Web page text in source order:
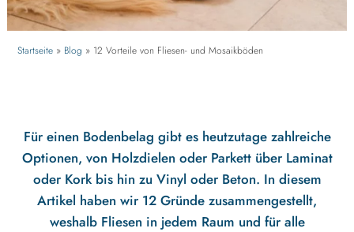
Startseite » Blog » 12 Vorteile von Fliesen- und Mosaikböden
Für einen Bodenbelag gibt es heutzutage zahlreiche
Optionen, von Holzdielen oder Parkett über Laminat
oder Kork bis hin zu Vinyl oder Beton. In diesem
Artikel haben wir 12 Gründe zusammengestellt,
weshalb Fliesen in jedem Raum und für alle